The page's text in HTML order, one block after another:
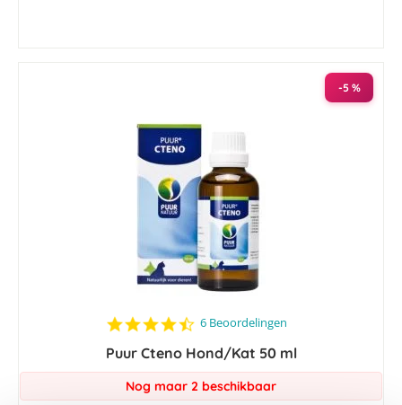
-5 %
4.5
rating
6 Beoordelingen
Puur Cteno Hond/Kat 50 ml
Nog maar 2 beschikbaar